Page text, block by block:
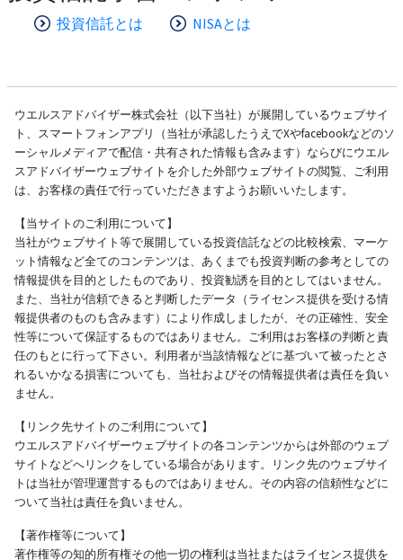
投資信託とは NISAとは
ウエルスアドバイザー株式会社（以下当社）が展開しているウェブサイ
ト、スマートフォンアプリ（当社が承認したうえでXやfacebookなどのソ
ーシャルメディアで配信・共有された情報も含みます）ならびにウエル
スアドバイザーウェブサイトを介した外部ウェブサイトの閲覧、ご利用
は、お客様の責任で行っていただきますようお願いいたします。
【当サイトのご利用について】
当社がウェブサイト等で展開している投資信託などの比較検索、マーケ
ット情報など全てのコンテンツは、あくまでも投資判断の参考としての
情報提供を目的としたものであり、投資勧誘を目的としてはいません。
また、当社が信頼できると判断したデータ（ライセンス提供を受ける情
報提供者のものも含みます）により作成しましたが、その正確性、安全
性等について保証するものではありません。ご利用はお客様の判断と責
任のもとに行って下さい。利用者が当該情報などに基づいて被ったとさ
れるいかなる損害についても、当社およびその情報提供者は責任を負い
ません。
【リンク先サイトのご利用について】
ウエルスアドバイザーウェブサイトの各コンテンツからは外部のウェブ
サイトなどへリンクをしている場合があります。リンク先のウェブサイ
トは当社が管理運営するものではありません。その内容の信頼性などに
ついて当社は責任を負いません。
【著作権等について】
著作権等の知的所有権その他一切の権利は当社またはライセンス提供を